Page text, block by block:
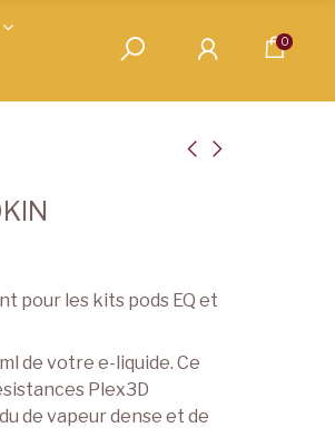
0
pour les kits pods EQ et
de votre e-liquide. Ce
Plex3D
de vapeur dense et de